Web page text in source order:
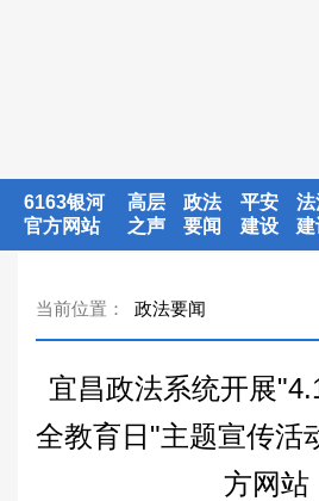
6163银河
官方网站
高层
之声
政法
要闻
平安
建设
法
建
当前位置： 政法要闻
宜昌政法系统开展
全教育日"主题宣传活
方网站